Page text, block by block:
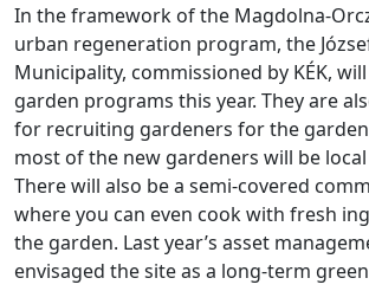
In the framework of the Magdolna-
urban regeneration program, the
Municipality, commissioned by KÉK,
garden programs this year. They are
for recruiting gardeners for the
most of the new gardeners will be
There will also be a semi-covered
where you can even cook with fresh
the garden. Last year’s asset
envisaged the site as a long-term